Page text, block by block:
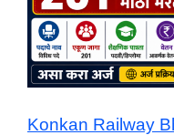
Konkan Railway